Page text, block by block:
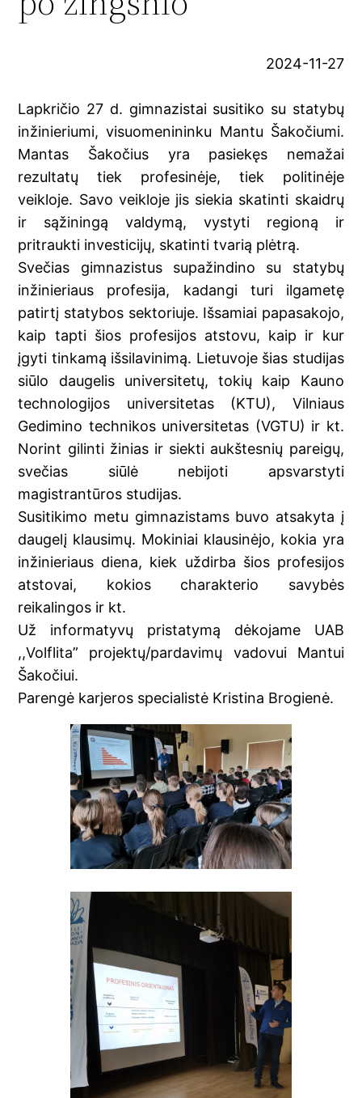
2024-11-27
Lapkričio 27 d. gimnazistai susitiko su statybų
inžinieriumi, visuomenininku Mantu Šakočiumi.
Mantas Šakočius yra pasiekęs nemažai
rezultatų tiek profesinėje, tiek politinėje
veikloje. Savo veikloje jis siekia skatinti skaidrų
ir sąžiningą valdymą, vystyti regioną ir
pritraukti investicijų, skatinti tvarią plėtrą.
Svečias gimnazistus supažindino su statybų
inžinieriaus profesija, kadangi turi ilgametę
patirtį statybos sektoriuje. Išsamiai papasakojo,
kaip tapti šios profesijos atstovu, kaip ir kur
įgyti tinkamą išsilavinimą. Lietuvoje šias studijas
siūlo daugelis universitetų, tokių kaip Kauno
technologijos universitetas (KTU), Vilniaus
Gedimino technikos universitetas (VGTU) ir kt.
Norint gilinti žinias ir siekti aukštesnių pareigų,
svečias siūlė nebijoti apsvarstyti
magistrantūros studijas.
Susitikimo metu gimnazistams buvo atsakyta į
daugelį klausimų. Mokiniai klausinėjo, kokia yra
inžinieriaus diena, kiek uždirba šios profesijos
atstovai, kokios charakterio savybės
reikalingos ir kt.
Už informatyvų pristatymą dėkojame UAB
,,Volflita” projektų/pardavimų vadovui Mantui
Šakočiui.
Parengė karjeros specialistė Kristina Brogienė.